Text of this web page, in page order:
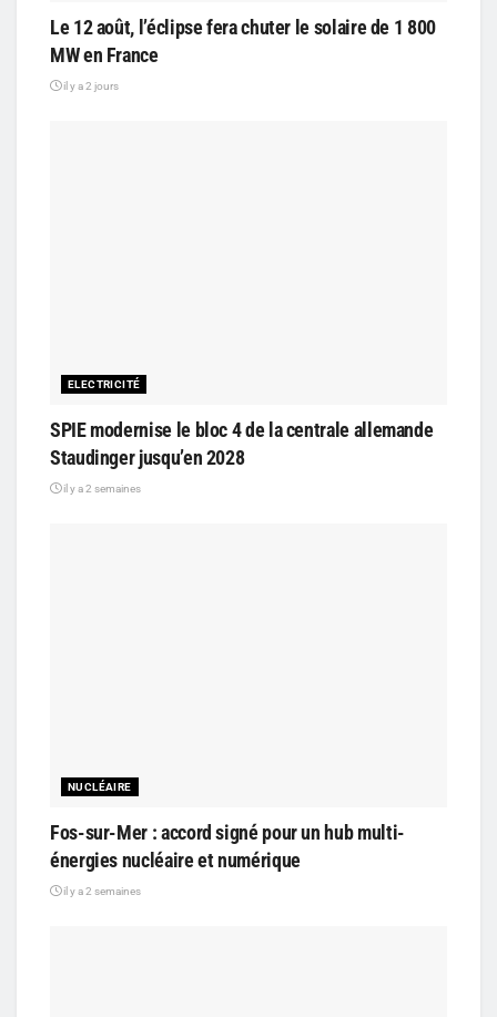
Le 12 août, l’éclipse fera chuter le solaire de 1 800
MW en France
il y a 2 jours
ELECTRICITÉ
SPIE modernise le bloc 4 de la centrale allemande
Staudinger jusqu’en 2028
il y a 2 semaines
NUCLÉAIRE
Fos-sur-Mer : accord signé pour un hub multi-
énergies nucléaire et numérique
il y a 2 semaines